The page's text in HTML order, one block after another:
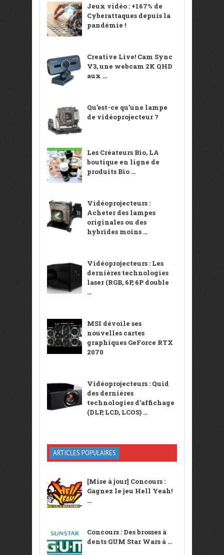
Jeux vidéo : +167% de
Cyberattaques depuis la
pandémie !
Creative Live! Cam Sync
V3, une webcam 2K QHD
aux ...
Qu’est-ce qu’une lampe
de vidéoprojecteur ?
Les Créateurs Bio, LA
boutique en ligne de
produits Bio ...
Vidéoprojecteurs :
Acheter des lampes
originales ou des
hybrides moins ...
Vidéoprojecteurs : Les
dernières technologies
laser (RGB, 6P, 6P double
...
MSI dévoile ses
nouvelles cartes
graphiques GeForce RTX
2070
Vidéoprojecteurs : Quid
des dernières
technologies d’affichage
(DLP, LCD, LCOS) ...
ARTICLES POPULAIRES
[Mise à jour] Concours :
Gagnez le jeu Hell Yeah!
...
Concours : Des brosses à
dents GUM Star Wars à ...